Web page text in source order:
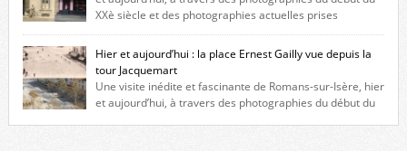
XXè siècle et des photographies actuelles prises
exactement dans le même cadre ! A l’angle de la place Jean Jaurès et de
l’avenue Victor Hugo (à côté d’Intermarché), à Romans. La boulangerie
Jules Pinet est inscrite dans le […]
Hier et aujourd’hui : la place Ernest Gailly vue depuis la
tour Jacquemart
Une visite inédite et fascinante de Romans-sur-Isère, hier
et aujourd’hui, à travers des photographies du début du